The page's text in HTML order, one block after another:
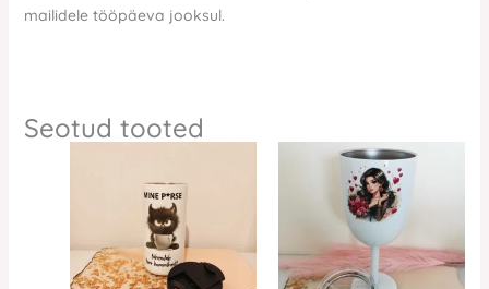
mailidele tööpäeva jooksul.
Seotud tooted